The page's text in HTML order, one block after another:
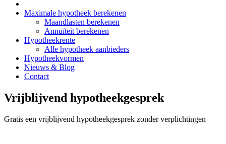
Maximale hypotheek berekenen
Maandlasten berekenen
Annuïteit berekenen
Hypotheekrente
Alle hypotheek aanbieders
Hypotheekvormen
Nieuws & Blog
Contact
Vrijblijvend hypotheekgesprek
Gratis een vrijblijvend hypotheekgesprek zonder verplichtingen